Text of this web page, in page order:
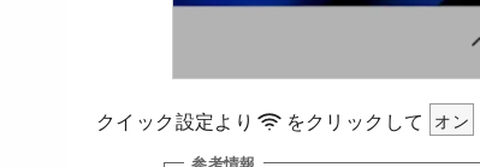
クイック設定より をクリックして オン